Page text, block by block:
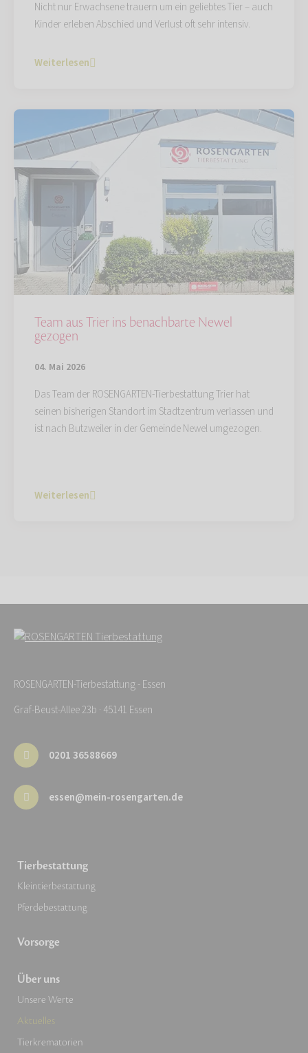
Nicht nur Erwachsene trauern um ein geliebtes Tier – auch
Kinder erleben Abschied und Verlust oft sehr intensiv.
Weiterlesen
Team aus Trier ins benachbarte Newel
gezogen
04. Mai 2026
Das Team der ROSENGARTEN-Tierbestattung Trier hat
seinen bisherigen Standort im Stadtzentrum verlassen und
ist nach Butzweiler in der Gemeinde Newel umgezogen.
Weiterlesen
ROSENGARTEN-Tierbestattung - Essen
Graf-Beust-Allee 23b · 45141 Essen
0201 36588669
essen@mein-rosengarten.de
Tierbestattung
Kleintierbestattung
Pferdebestattung
Vorsorge
Über uns
Unsere Werte
Aktuelles
Tierkrematorien